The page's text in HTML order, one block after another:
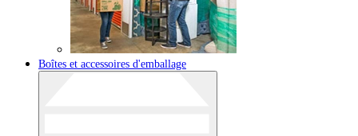
Boîtes et accessoires d'emballage